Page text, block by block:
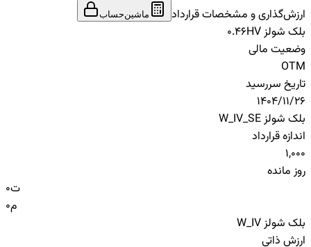
ارزش‌گذاری و مشخصات قرارداد
ماشین‌حساب
بلک شولز HV
0.46
وضعیت مالی
OTM
تاریخ سررسید
1404/11/26
بلک شولز W_IV_SE
اندازه قرارداد
1,000
روز مانده
0ت
0م
بلک شولز W_IV
ارزش ذاتی